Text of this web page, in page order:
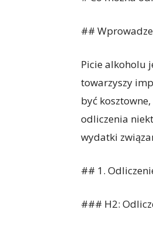
##
Picie alkoholu
towarzyszy
być
odliczenia
wydatki
## 1.
### H2: